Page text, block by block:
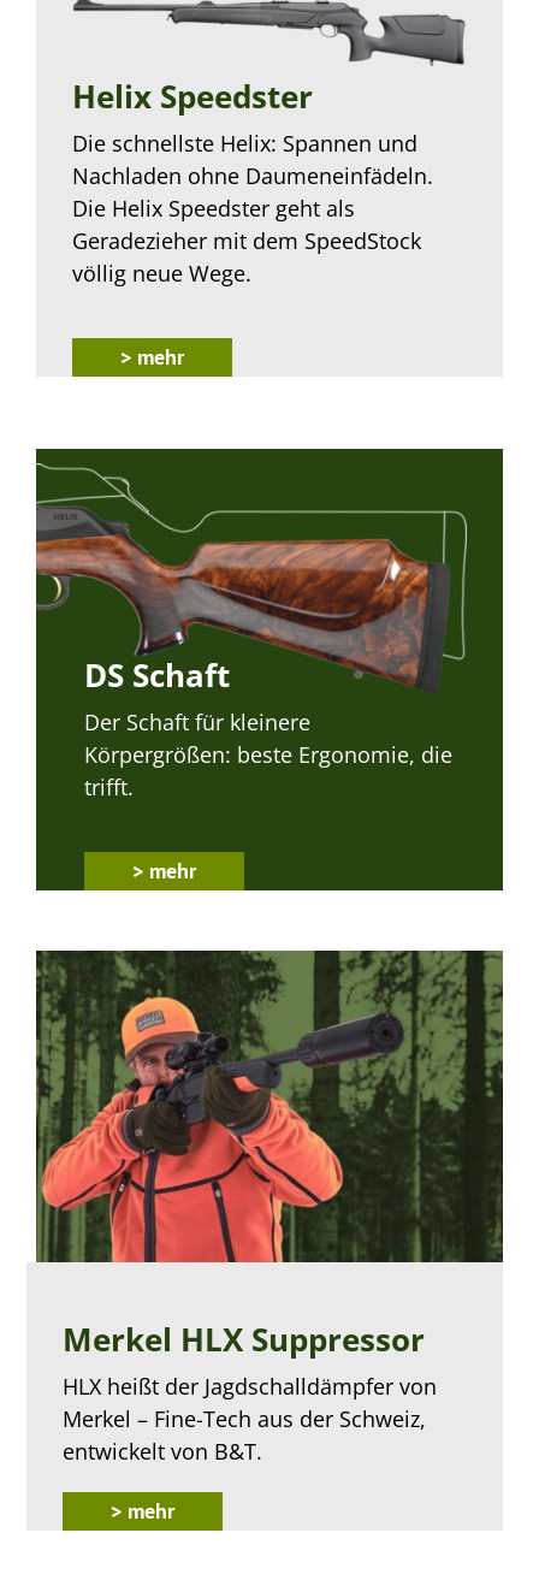
DS Schaft
Der Schaft für kleinere
Körpergrößen: beste Ergonomie, die
trifft.
> mehr
Helix Speedster
Die schnellste Helix: Spannen und
Nachladen ohne Daumeneinfädeln.
Die Helix Speedster geht als
Geradezieher mit dem SpeedStock
völlig neue Wege.
> mehr
Merkel HLX Suppressor
HLX heißt der Jagdschalldämpfer von
Merkel – Fine-Tech aus der Schweiz,
entwickelt von B&T.
> mehr